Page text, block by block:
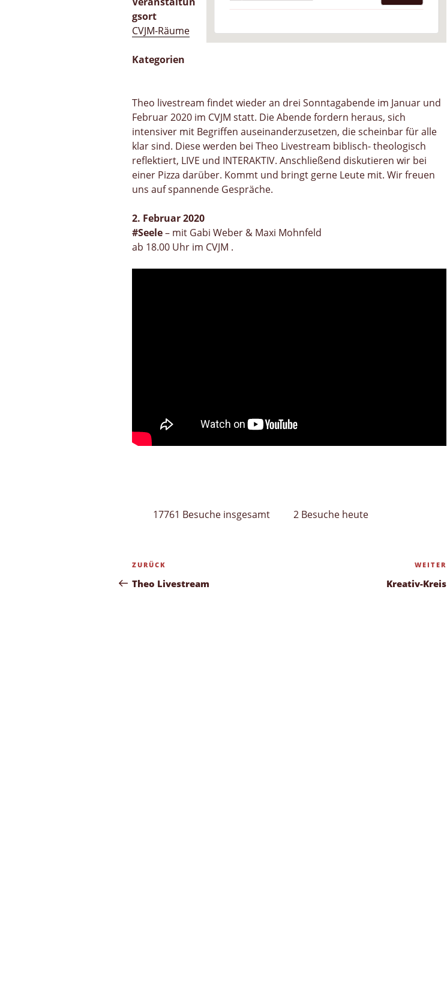
gsort
CVJM-Räume
Kategorien
Theo livestream findet wieder an drei Sonntagabende im Januar und
Februar 2020 im CVJM statt. Die Abende fordern heraus, sich
intensiver mit Begriffen auseinanderzusetzen, die scheinbar für alle
klar sind. Diese werden bei Theo Livestream biblisch- theologisch
reflektiert, LIVE und INTERAKTIV. Anschließend diskutieren wir bei
einer Pizza darüber. Kommt und bringt gerne Leute mit. Wir freuen
uns auf spannende Gespräche.
2. Februar 2020
#Seele– mit Gabi Weber & Maxi Mohnfeld
ab 18.00 Uhr im CVJM .
17761 Besuche insgesamt 2 Besuche heute
Beitragsnavigation
Vorheriger
Beitrag
ZURÜCK
Theo Livestream
WEITER
Kreativ-Kreis